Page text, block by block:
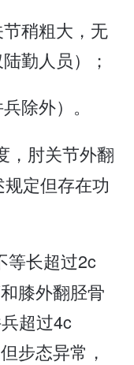
节稍粗大，无
勤人员）；
除外）。
，肘关节外翻
定但存在功
等长超过2c
膝外翻胫骨
超过4c
步态异常，